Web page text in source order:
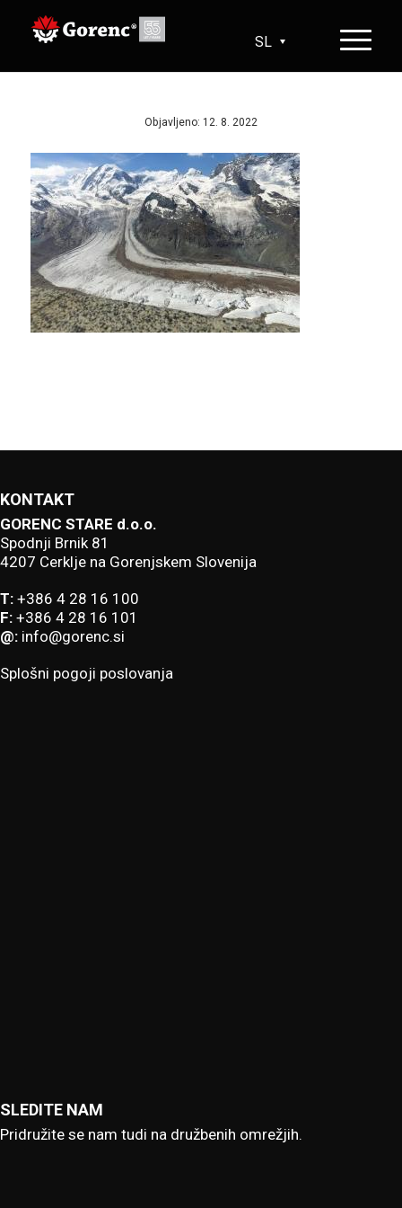
SL
Objavljeno: 12. 8. 2022
KONTAKT
GORENC STARE d.o.o.
Spodnji Brnik 81
4207 Cerklje na Gorenjskem Slovenija
T: +386 4 28 16 100
F: +386 4 28 16 101
@: info@gorenc.si
Splošni pogoji poslovanja
SLEDITE NAM
Pridružite se nam tudi na družbenih omrežjih.